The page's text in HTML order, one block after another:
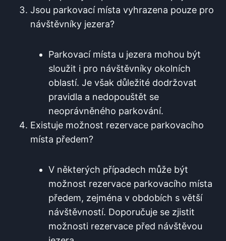
Jsou parkovací místa vyhrazena pouze pro
návštěvníky jezera?
Parkovací ⁤místa u jezera mohou být
sloužit i pro návštěvníky okolních
oblastí. Je však ⁣důležité dodržovat
pravidla a nedopouštět se
neoprávněného ⁤parkování.
Existuje možnost rezervace parkovacího
místa předem?
V některých případech může být
možnost rezervace parkovacího místa
předem, zejména ⁢v ‍obdobích s‍ větší
návštěvností. Doporučuje se ⁢zjistit​
možnosti rezervace před návštěvou